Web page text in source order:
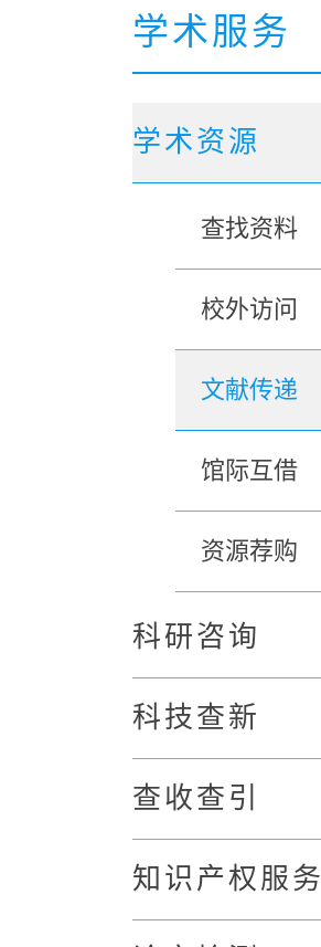
学术服务
学术资源
查找资料
校外访问
文献传递
馆际互借
资源荐购
科研咨询
科技查新
查收查引
知识产权服务